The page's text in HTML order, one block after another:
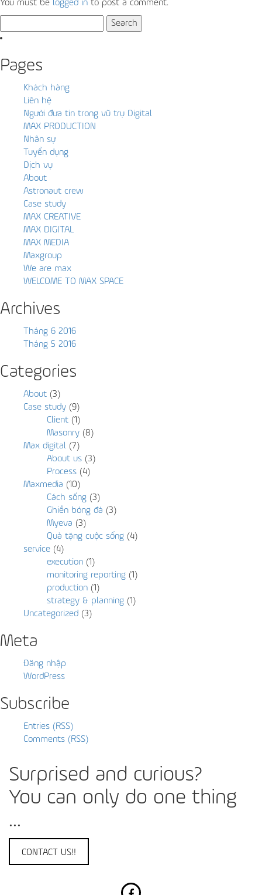
You must be logged in to post a comment.
for:
Pages
Khách hàng
Liên hệ
Người đưa tin trong vũ trụ Digital
MAX PRODUCTION
Nhân sự
Tuyển dụng
Dịch vụ
About
Astronaut crew
Case study
MAX CREATIVE
MAX DIGITAL
MAX MEDIA
Maxgroup
We are max
WELCOME TO MAX SPACE
Archives
Tháng 6 2016
Tháng 5 2016
Categories
About (3)
Case study (9)
Client (1)
Masonry (8)
Max digital (7)
About us (3)
Process (4)
Maxmedia (10)
Cách sống (3)
Ghiền bóng đá (3)
Myeva (3)
Quà tặng cuộc sống (4)
service (4)
execution (1)
monitoring reporting (1)
production (1)
strategy & planning (1)
Uncategorized (3)
Meta
Đăng nhập
WordPress
Subscribe
Entries (RSS)
Comments (RSS)
Surprised and curious?
You can only do one thing
...
CONTACT US!!